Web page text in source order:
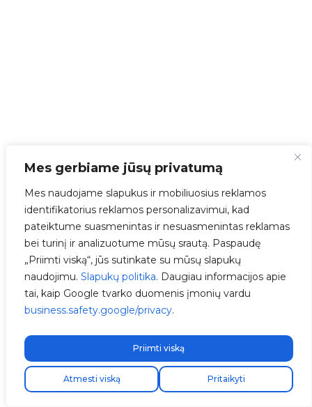
Mes gerbiame jūsų privatumą
Mes naudojame slapukus ir mobiliuosius reklamos
identifikatorius reklamos personalizavimui, kad
pateiktume suasmenintas ir nesuasmenintas reklamas
bei turinį ir analizuotume mūsų srautą. Paspaudę
„Priimti viską“, jūs sutinkate su mūsų slapukų
naudojimu. Slapukų politika. Daugiau informacijos apie
tai, kaip Google tvarko duomenis įmonių vardu
business.safety.google/privacy.
Pritaikyti
Atmesti viską
Priimti viską